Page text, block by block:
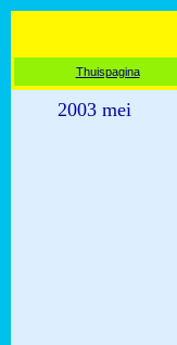
Thuispagina
2003 mei